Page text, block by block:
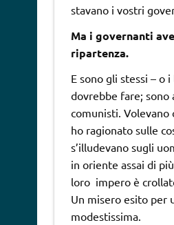
stavano i vostri
Ma i governanti
ripartenza.
E sono gli stessi – o
dovrebbe fare; sono
comunisti. Volevano
ho ragionato sulle
s’illudevano sugli
in oriente assai di
loro impero è
Un misero esito per
modestissima.